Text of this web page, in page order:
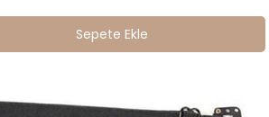
Sepete Ekle